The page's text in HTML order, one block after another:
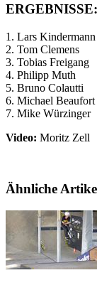
ERGEBNISSE:
1. Lars Kindermann
2. Tom Clemens
3. Tobias Freigang
4. Philipp Muth
5. Bruno Colautti
6. Michael Beaufort
7. Mike Würzinger
Video: Moritz Zell
Ähnliche